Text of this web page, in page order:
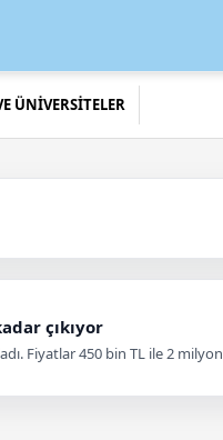
ÜNİVERSİTELER
çıkıyor
Fiyatlar 450 bin TL ile 2